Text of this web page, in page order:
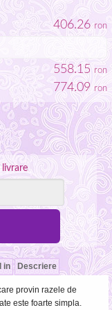
406.26 ron
558.15 ron
774.09 ron
Raffaello Spumant
livrare
in Descriere
provin razele de
este foarte simpla.